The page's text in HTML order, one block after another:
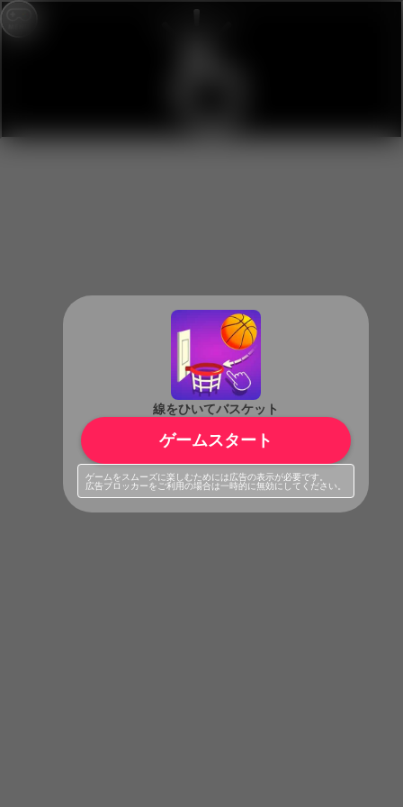
線をひいてバスケット
ゲームスタート
ゲームをスムーズに楽しむためには広告の表示が必要です。
広告ブロッカーをご利用の場合は一時的に無効にしてください。